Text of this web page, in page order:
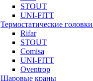
STOUT
UNI-FITT
Термостатические головки
Rifar
STOUT
Comisa
UNI-FITT
Oventrop
Шаровые краны